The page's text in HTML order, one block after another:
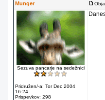
Munger
Sezuva pancarje na sedežnici
Pridružen/-a: Tor Dec 2004
16:24
Prispevkov: 298